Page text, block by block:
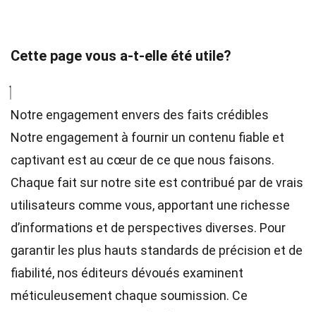
Cette page vous a-t-elle été utile?
Notre engagement envers des faits crédibles
Notre engagement à fournir un contenu fiable et
captivant est au cœur de ce que nous faisons.
Chaque fait sur notre site est contribué par de vrais
utilisateurs comme vous, apportant une richesse
d’informations et de perspectives diverses. Pour
garantir les plus hauts standards de précision et de
fiabilité, nos éditeurs dévoués examinent
méticuleusement chaque soumission. Ce